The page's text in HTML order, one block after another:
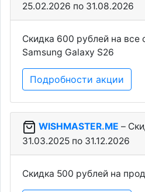
25.02.2026 по 31.08.2026
Скидка 600 рублей на
Samsung Galaxy S26
Подробности акции
WISHMASTER.ME –
31.03.2025 по 31.12.2026
Скидка 500 рублей на